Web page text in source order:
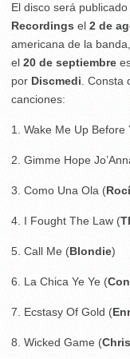
El disco será
Recordings el 2 de
americana de la
el 20 de septiembre
por Discmedi. Consta
canciones:
1. Wake Me Up Before
2. Gimme Hope
3. Como Una Ola (
4. I Fought The Law (
5. Call Me (Blondie)
6. La Chica Ye Ye (
7. Ecstasy Of Gold (
8. Wicked Game (